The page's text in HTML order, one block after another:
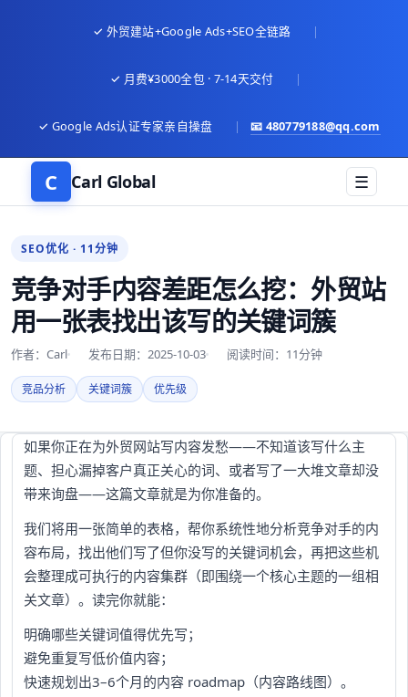
✓ 外贸建站+Google Ads+SEO全链路 |
✓ 月费¥3000全包 · 7-14天交付 |
✓ Google Ads认证专家亲自操盘 | 📧 480779188@qq.com
C Carl Global ☰
SEO优化 · 11分钟
竞争对手内容差距怎么挖：外贸站
用一张表找出该写的关键词簇
作者：Carl 发布日期：2025-10-03 阅读时间：11分钟
竞品分析 关键词簇 优先级
如果你正在为外贸网站写内容发愁——不知道该写什么主
题、担心漏掉客户真正关心的词、或者写了一大堆文章却没
带来询盘——这篇文章就是为你准备的。
我们将用一张简单的表格，帮你系统性地分析竞争对手的内
容布局，找出他们写了但你没写的关键词机会，再把这些机
会整理成可执行的内容集群（即围绕一个核心主题的一组相
关文章）。读完你就能：
明确哪些关键词值得优先写；
避免重复写低价值内容；
快速规划出3–6个月的内容 roadmap（内容路线图）。